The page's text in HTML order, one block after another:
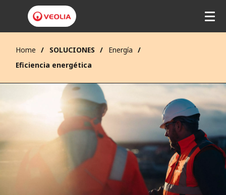
Home SOLUCIONES
Energía
Eficiencia energética